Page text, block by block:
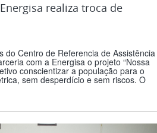
realiza troca de
do Centro de Referencia de Assistência
com a Energisa o projeto “Nossa
conscientizar a população para o
sem desperdício e sem riscos. O